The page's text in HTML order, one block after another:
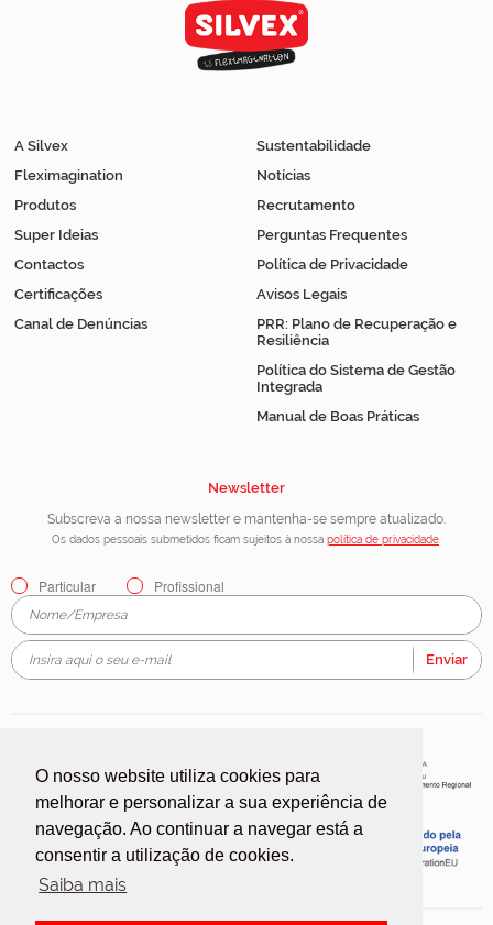
O nosso website utiliza cookies para
melhorar e personalizar a sua experiência de
navegação. Ao continuar a navegar está a
consentir a utilização de cookies.
Saiba mais
A Silvex
Fleximagination
Produtos
Super Ideias
Contactos
Certificações
Canal de Denúncias
Sustentabilidade
Notícias
Recrutamento
Perguntas Frequentes
Política de Privacidade
Avisos Legais
PRR: Plano de Recuperação e
Resiliência
Política do Sistema de Gestão
Integrada
Manual de Boas Práticas
Newsletter
Subscreva a nossa newsletter e mantenha-se sempre atualizado.
Os dados pessoais submetidos ficam sujeitos à nossa política de privacidade
Particular Profissional
Enviar